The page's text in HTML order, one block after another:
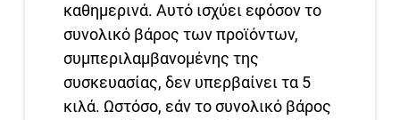
καθημερινά. Αυτό ισχύει εφόσον το
συνολικό βάρος των προϊόντων,
συμπεριλαμβανομένης της
συσκευασίας, δεν υπερβαίνει τα 5
κιλά. Ωστόσο, εάν το συνολικό βάρος